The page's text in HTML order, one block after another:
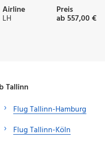
Airline
LH
Preis
ab 557,00 €
Tallinn
Flug Tallinn-Hamburg
Flug Tallinn-Köln